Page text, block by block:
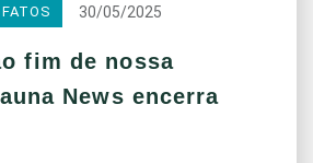
30/05/2025
fim de nossa
News encerra